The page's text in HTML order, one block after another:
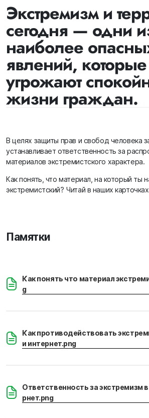
Экстремизм и
сегодня — одни
наиболее
явлений, которые
угрожают
жизни граждан.
В целях защиты прав и свобод человека
устанавливает ответственность за
материалов экстремистского характера.
Как понять, что материал, на который ты
экстремистский? Читай в наших
Памятки
Как понять что материал
g
Как противодействовать
и интернет.png
Ответственность за экстремизм
рнет.png